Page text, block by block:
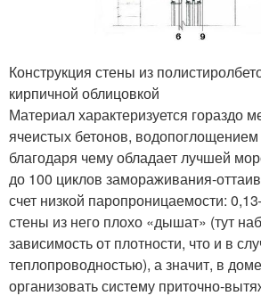
Конструкция стены из
кирпичной облицовкой
Материал характеризуется гораздо
ячеистых бетонов,
благодаря чему обладает лучшей
до 100 циклов замораживания-
счет низкой паропроницаемости:
стены из него плохо «дышат» (тут
зависимость от плотности, что и в
теплопроводностью), а значит, в
организовать систему приточно-